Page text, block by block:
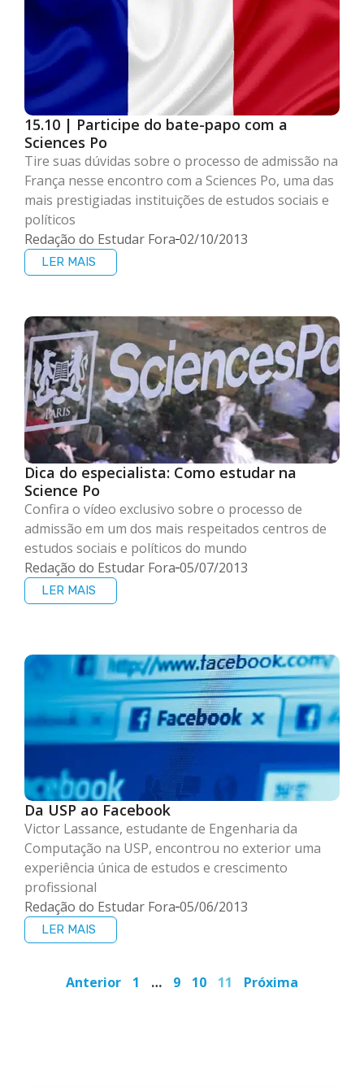
15.10 | Participe do bate-papo com a
Sciences Po
Tire suas dúvidas sobre o processo de admissão na
França nesse encontro com a Sciences Po, uma das
mais prestigiadas instituições de estudos sociais e
políticos
Redação do Estudar Fora 02/10/2013
LER MAIS
Dica do especialista: Como estudar na
Science Po
Confira o vídeo exclusivo sobre o processo de
admissão em um dos mais respeitados centros de
estudos sociais e políticos do mundo
Redação do Estudar Fora 05/07/2013
LER MAIS
Da USP ao Facebook
Victor Lassance, estudante de Engenharia da
Computação na USP, encontrou no exterior uma
experiência única de estudos e crescimento
profissional
Redação do Estudar Fora 05/06/2013
LER MAIS
Anterior 1 … 9 10 11 Próxima